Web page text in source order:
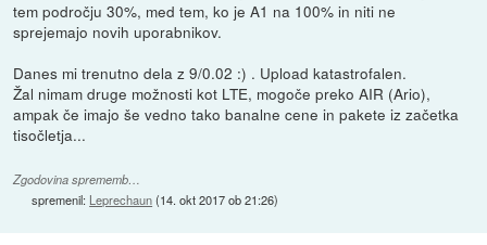
tem področju 30%, med tem, ko je A1 na 100% in niti ne
sprejemajo novih uporabnikov.
Danes mi trenutno dela z 9/0.02 :) . Upload katastrofalen.
Žal nimam druge možnosti kot LTE, mogoče preko AIR (Ario),
ampak če imajo še vedno tako banalne cene in pakete iz začetka
tisočletja...
Zgodovina sprememb…
spremenil: Leprechaun(14. okt 2017 ob 21:26)